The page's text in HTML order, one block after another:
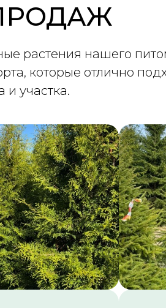
растения нашего
которые отлично
и участка.